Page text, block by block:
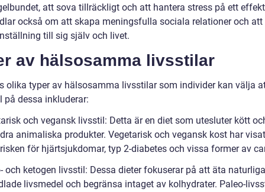
att sova tillräckligt och att hantera stress på ett
också om att skapa meningsfulla sociala relationer och att
till sig själv och livet.
av hälsosamma livsstilar
olika typer av hälsosamma livsstilar som individer kan välja
på dessa inkluderar:
och vegansk livsstil: Detta är en diet som utesluter kött
animaliska produkter. Vegetarisk och vegansk kost har
för hjärtsjukdomar, typ 2-diabetes och vissa former av
och ketogen livsstil: Dessa dieter fokuserar på att äta
livsmedel och begränsa intaget av kolhydrater. Paleo-